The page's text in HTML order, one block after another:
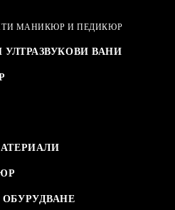
МАНИКЮР И ПЕДИКЮР
ВАНИ